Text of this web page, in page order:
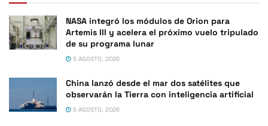
NASA integró los módulos de Orion para
Artemis III y acelera el próximo vuelo tripulado
de su programa lunar
5 AGOSTO, 2026
China lanzó desde el mar dos satélites que
observarán la Tierra con inteligencia artificial
5 AGOSTO, 2026